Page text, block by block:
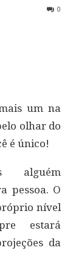
0
um na
olhar do
é único!
alguém
pessoa. O
nível
estará
da